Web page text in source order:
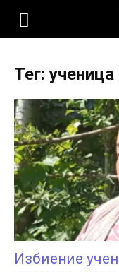
KLOOP.KG
Новости
Кыргызстана
Тег: ученица
Избиение